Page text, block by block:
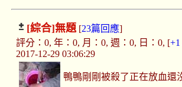
[綜合]無題[23篇回應]
評分：0, 年：0, 月：0, 週：0, 日：0, [+1
2017-12-29 03:06:29
鴨鴨剛剛被殺了正在放血還